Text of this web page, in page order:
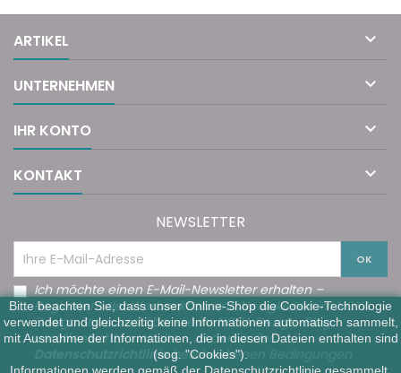
ARTIKEL 
UNTERNEHMEN 
IHR KONTO 
KONTAKT 
Bitte beachten Sie, dass unser Online-Shop die Cookie-Technologie
verwendet und gleichzeitig keine Informationen automatisch sammelt,
mit Ausnahme der Informationen, die in diesen Dateien enthalten sind
(sog. "Cookies").
NEWSLETTER
Ich möchte einen E-Mail-Newsletter erhalten –
Reglement der Werbeaktion und Neuigkeiten im NOYA
Design Store und über die im NOYA Design-Blog
veröffentlichten Inhalte – zu den in der
Datenschutzrichtliniebeschriebenen Bedingungen